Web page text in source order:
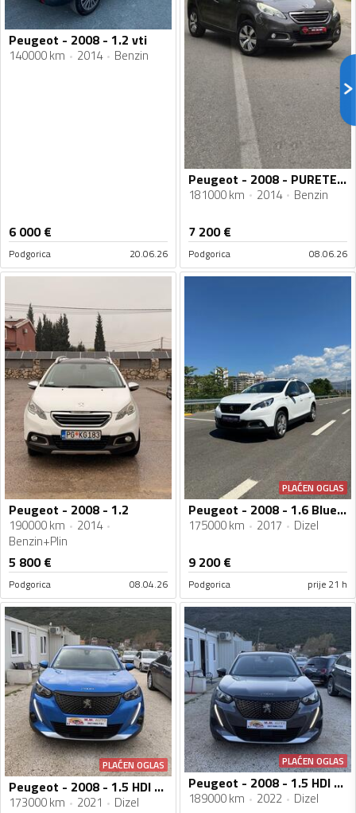
Peugeot - 2008 - 1.2 vti
140000 km 2014 Benzin
6 000€
Podgorica 20.06.26
Peugeot - 2008 - PURETECH
181000 km 2014 Benzin
7 200€
Podgorica 08.06.26
Peugeot - 2008 - 1.2
190000 km
2014
Benzin+Plin
5 800€
Podgorica 08.04.26
PLAĆEN OGLAS
Peugeot - 2008 - 1.6 BlueHDi
175000 km 2017 Dizel
9 200€
Podgorica prije 21 h
PLAĆEN OGLAS
Peugeot - 2008 - 1.5 HDI ALLURE AUTOMATIK
173000 km 2021 Dizel
PLAĆEN OGLAS
Peugeot - 2008 - 1.5 HDI ALLURE 04/2022g AUTOMATIK
189000 km 2022 Dizel